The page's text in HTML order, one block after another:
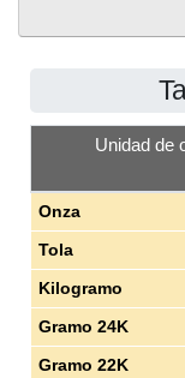
Unidad de
Onza
Tola
Kilogramo
Gramo 24K
Gramo 22K